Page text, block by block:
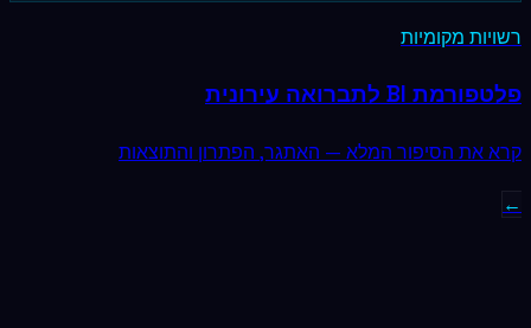
רשויות מקומיות
פלטפורמת BI לתברואה עירונית
קרא את הסיפור המלא — האתגר, הפתרון והתוצאות
←